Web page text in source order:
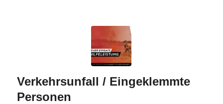
Verkehrsunfall / Eingeklemmte
Personen